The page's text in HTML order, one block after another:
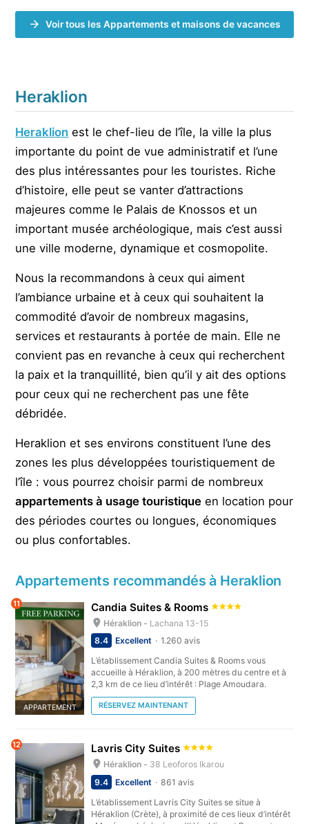
Voir tous les Appartements et maisons de vacances
Heraklion
Heraklion est le chef-lieu de l’île, la ville la plus
importante du point de vue administratif et l’une
des plus intéressantes pour les touristes. Riche
d’histoire, elle peut se vanter d’attractions
majeures comme le Palais de Knossos et un
important musée archéologique, mais c’est aussi
une ville moderne, dynamique et cosmopolite.
Nous la recommandons à ceux qui aiment
l’ambiance urbaine et à ceux qui souhaitent la
commodité d’avoir de nombreux magasins,
services et restaurants à portée de main. Elle ne
convient pas en revanche à ceux qui recherchent
la paix et la tranquillité, bien qu’il y ait des options
pour ceux qui ne recherchent pas une fête
débridée.
Heraklion et ses environs constituent l’une des
zones les plus développées touristiquement de
l’île : vous pourrez choisir parmi de nombreux
appartements à usage touristique en location pour
des périodes courtes ou longues, économiques
ou plus confortables.
Appartements recommandés à Heraklion
APPARTEMENT
11 Candia Suites & Rooms
Héraklion - Lachana 13-15
8.4
Excellent
1.260 avis
L’établissement Candia Suites & Rooms vous
accueille à Héraklion, à 200 mètres du centre et à
2,3 km de ce lieu d’intérêt : Plage Amoudara.
RÉSERVEZ MAINTENANT
12 Lavris City Suites
Héraklion - 38 Leoforos Ikarou
9.4
Excellent
861 avis
L’établissement Lavris City Suites se situe à
Héraklion (Crète), à proximité de ces lieux d’intérêt